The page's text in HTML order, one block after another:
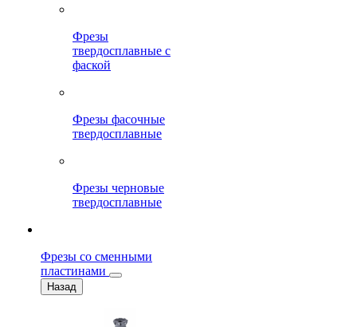
Фрезы
твердосплавные с
фаской
Фрезы фасочные
твердосплавные
Фрезы черновые
твердосплавные
Фрезы со сменными
пластинами
Назад